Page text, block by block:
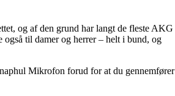
og af den grund har langt de fleste AKG
til damer og herrer – helt i bund, og
Mikrofon forud for at du gennemfører